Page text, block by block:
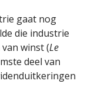
gaat nog
die industrie
winst (Le
deel van